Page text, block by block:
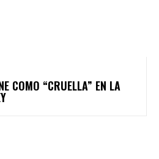
COMO “CRUELLA” EN LA